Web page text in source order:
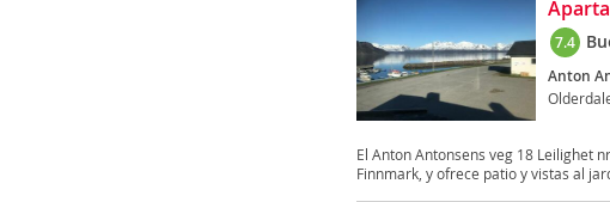
7.4
Anton
El Anton Antonsens veg 18 Leilighet
Finnmark, y ofrece patio y vistas al